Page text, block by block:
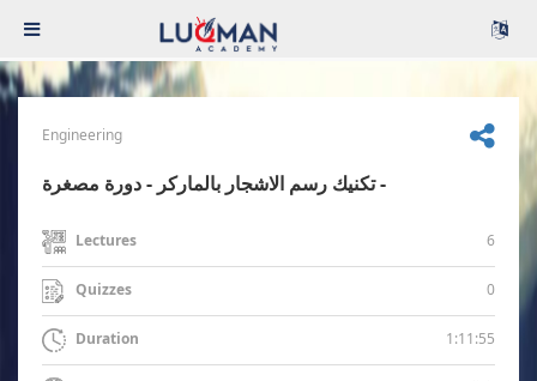
Engineering
تكنيك رسم الاشجار بالماركر - دورة مصغرة -
Lectures 6
Quizzes 0
Duration 1:11:55